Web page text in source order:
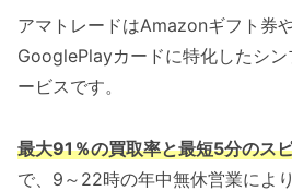
アマトレードはAmazonギフト券
GooglePlayカードに特化したシ
ービスです。
最大91％の買取率と最短5分のス
で、9～22時の年中無休営業によ